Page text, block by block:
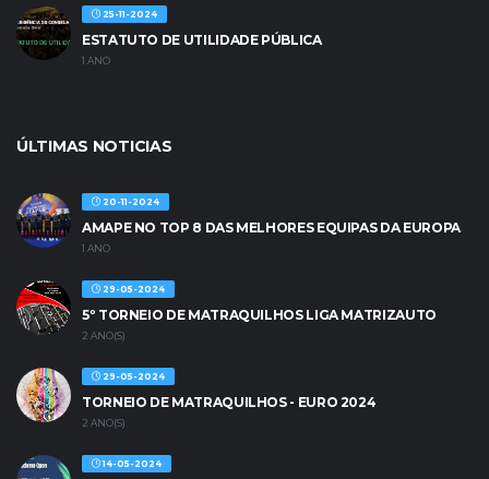
25-11-2024
ESTATUTO DE UTILIDADE PÚBLICA
1 ANO
ÚLTIMAS NOTICIAS
20-11-2024
AMAPE NO TOP 8 DAS MELHORES EQUIPAS DA EUROPA
1 ANO
29-05-2024
5º TORNEIO DE MATRAQUILHOS LIGA MATRIZAUTO
2 ANO(S)
29-05-2024
TORNEIO DE MATRAQUILHOS - EURO 2024
2 ANO(S)
14-05-2024